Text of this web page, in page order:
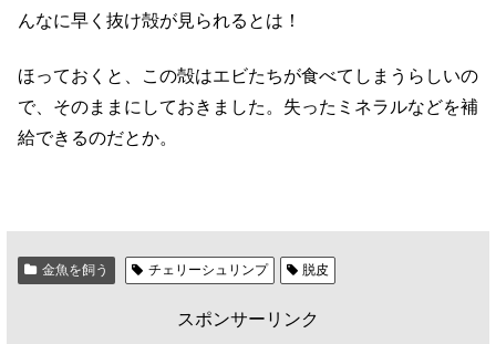
んなに早く抜け殻が見られるとは！
ほっておくと、この殻はエビたちが食べてしまうらしいの
で、そのままにしておきました。失ったミネラルなどを補
給できるのだとか。
金魚を飼う チェリーシュリンプ 脱皮
スポンサーリンク